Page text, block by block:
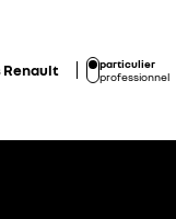
Renault
particulier
professionnel